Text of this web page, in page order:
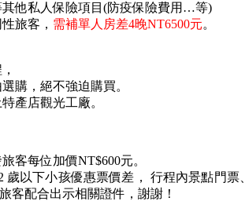
他私人保險項目(防疫保險費用…等)
旅客， 需補單人房差4晚NT6500元。
購，絕不強迫購買。
產店觀光工廠。
客每位加價NT$600元。
歲以下小孩優惠票價差， 行程內景點門
客配合出示相關證件，謝謝！